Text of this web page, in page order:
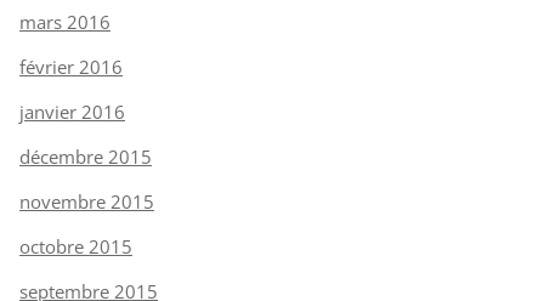
mars 2016
février 2016
janvier 2016
décembre 2015
novembre 2015
octobre 2015
septembre 2015